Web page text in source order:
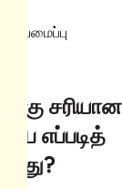
சரியான
எப்படித்